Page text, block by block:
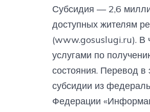
Субсидия — 2,6
доступных жителям
(www.gosuslugi.ru). В
услугами по
состояния. Перевод в
субсидии из
Федерации